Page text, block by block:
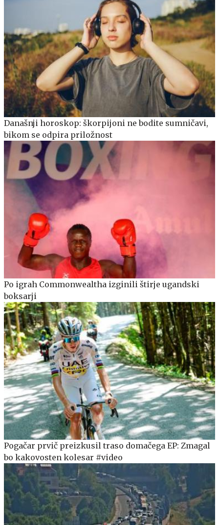
Današnji horoskop: škorpijoni ne bodite sumničavi,
bikom se odpira priložnost
Po igrah Commonwealtha izginili štirje ugandski
boksarji
Pogačar prvič preizkusil traso domačega EP: Zmagal
bo kakovosten kolesar #video